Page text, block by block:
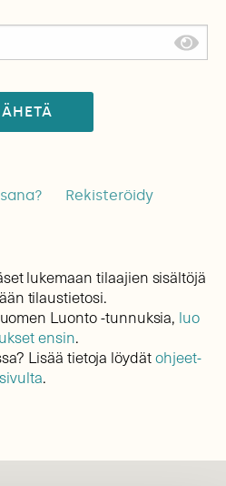
Rekisteröidy
lukemaan tilaajien sisältöjä
tilaustietosi.
Luonto -tunnuksia, luo
ensin.
Lisää tietoja löydätohjeet-
sivulta.